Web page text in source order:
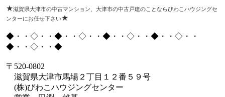
★滋賀県大津市の中古マンション、大津市の中古戸建のことならびわこハウジングセ
ンターにお任せ下さい★
◆・・◇・・◆・・◇・・◆・・◇・・◆・・◇・・
◆・・◇・・◆
〒 520-0802
滋賀県大津市馬場２丁目１２番５９号
(株)びわこハウジングセンター